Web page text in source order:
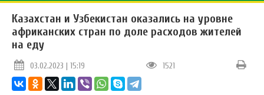
Казахстан и Узбекистан оказались на уровне
африканских стран по доле расходов жителей
на еду
03.02.2023 | 15:19 1521